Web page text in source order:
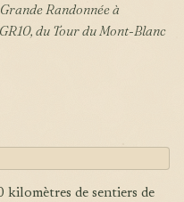
du Tour du Mont-Blanc
kilomètres de sentiers de